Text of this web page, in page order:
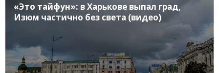
«Это тайфун»: в Харькове выпал град,
Изюм частично без света (видео)